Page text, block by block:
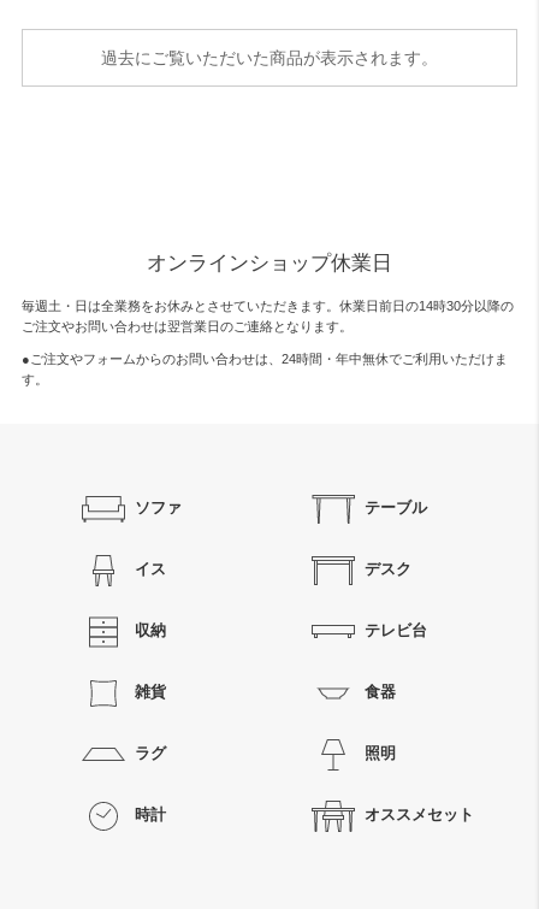
過去にご覧いただいた商品が表示されます。
オンラインショップ休業日
毎週土・日は全業務をお休みとさせていただきます。休業日前日の14時30分以降の
ご注文やお問い合わせは翌営業日のご連絡となります。
●ご注文やフォームからのお問い合わせは、 24時間・年中無休でご利用いただけま
す。
ソファ テーブル
イス デスク
収納 テレビ台
雑貨 食器
ラグ 照明
時計 オススメセット